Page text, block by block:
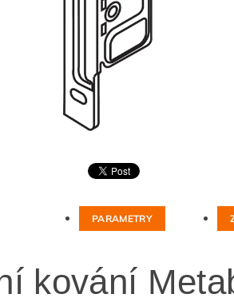
PARAMETRY
kování